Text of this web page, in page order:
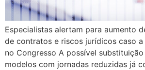
Especialistas alertam para aumento
de contratos e riscos jurídicos caso a
no Congresso A possível
modelos com jornadas reduzidas já